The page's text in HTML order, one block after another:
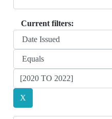
Current filters: